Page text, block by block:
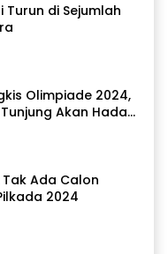
Turun di Sejumlah
Olimpiade 2024,
Akan Hadapi
Selatan
Tak Ada Calon
2024